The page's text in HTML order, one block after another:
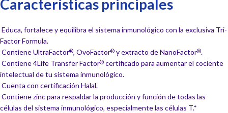
Características principales
Educa, fortalece y equilibra el sistema inmunológico con la exclusiva Tri-
Factor Formula.
Contiene UltraFactor®, OvoFactor® y extracto de NanoFactor®.
Contiene 4Life Transfer Factor® certificado para aumentar el cociente
intelectual de tu sistema inmunológico.
Cuenta con certificación Halal.
Contiene zinc para respaldar la producción y función de todas las
células del sistema inmunológico, especialmente las células T.*